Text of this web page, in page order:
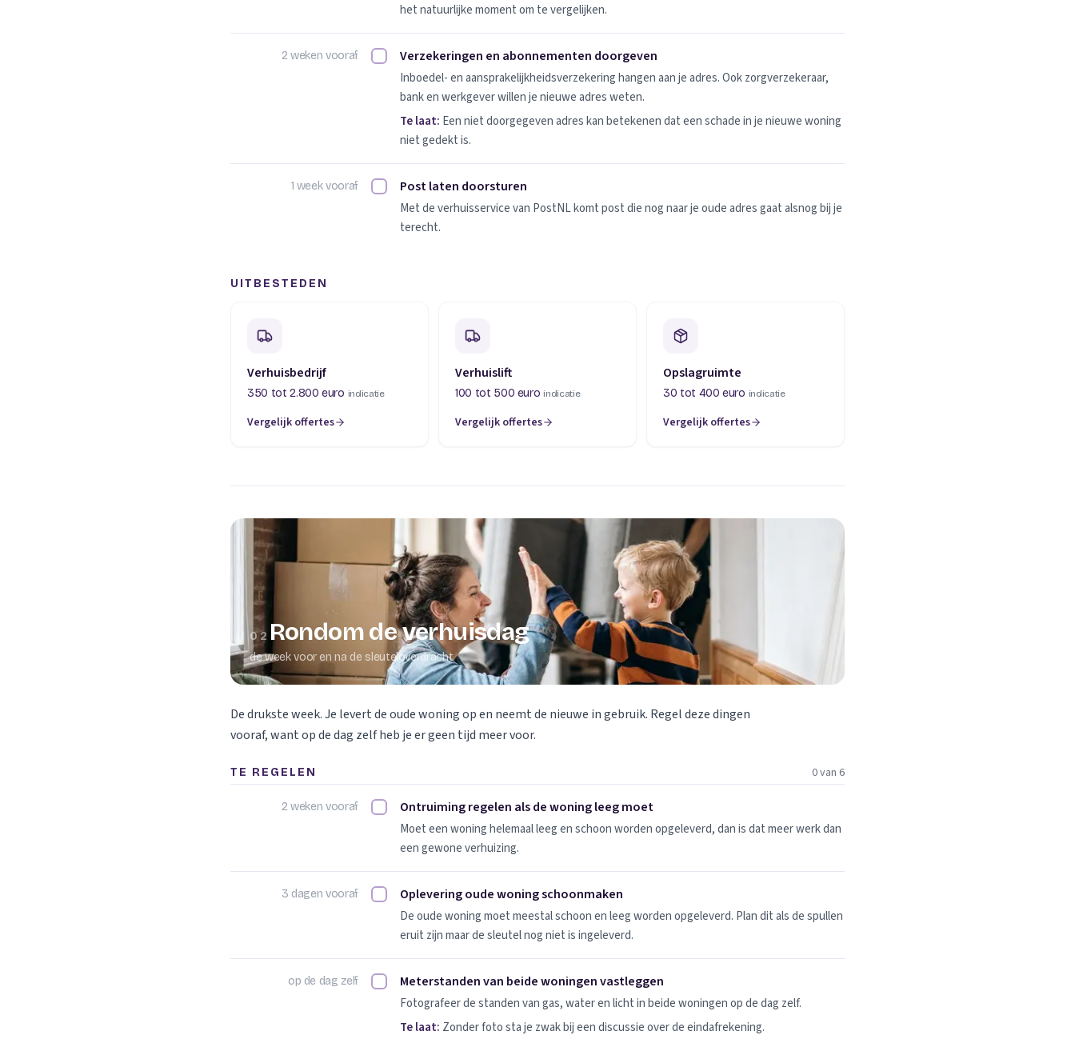
het natuurlijke moment om te vergelijken.
2 weken vooraf Verzekeringen en abonnementen doorgeven afvinken
Verzekeringen en abonnementen doorgeven
Inboedel- en aansprakelijkheidsverzekering hangen aan je adres. Ook zorgverzekeraar,
bank en werkgever willen je nieuwe adres weten.
Te laat: Een niet doorgegeven adres kan betekenen dat een schade in je nieuwe woning
niet gedekt is.
1 week vooraf Post laten doorsturen afvinken
Post laten doorsturen
Met de verhuisservice van PostNL komt post die nog naar je oude adres gaat alsnog bij je
terecht.
UITBESTEDEN
Verhuisbedrijf
350 tot 2.800 euro indicatie
Vergelijk offertes
(opent in een nieuw tabblad)
Verhuislift
100 tot 500 euro indicatie
Vergelijk offertes
(opent in een nieuw tabblad)
Opslagruimte
30 tot 400 euro indicatie
Vergelijk offertes
(opent in een nieuw tabblad)
02 Rondom de verhuisdag
de week voor en na de sleuteloverdracht
De drukste week. Je levert de oude woning op en neemt de nieuwe in gebruik. Regel deze dingen
vooraf, want op de dag zelf heb je er geen tijd meer voor.
TE REGELEN 0 van 6
2 weken vooraf Ontruiming regelen als de woning leeg moet afvinken
Ontruiming regelen als de woning leeg moet
Moet een woning helemaal leeg en schoon worden opgeleverd, dan is dat meer werk dan
een gewone verhuizing.
3 dagen vooraf Oplevering oude woning schoonmaken afvinken
Oplevering oude woning schoonmaken
De oude woning moet meestal schoon en leeg worden opgeleverd. Plan dit als de spullen
eruit zijn maar de sleutel nog niet is ingeleverd.
op de dag zelf Meterstanden van beide woningen vastleggen afvinken
Meterstanden van beide woningen vastleggen
Fotografeer de standen van gas, water en licht in beide woningen op de dag zelf.
Te laat: Zonder foto sta je zwak bij een discussie over de eindafrekening.